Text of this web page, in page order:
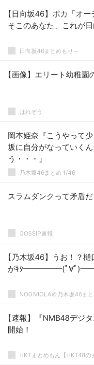
【日向坂46】ポカ「オ
そこのあなた、これが日
日向坂46まとめもり～
【画像】エリート幼稚園
はれぞう
岡本姫奈『こうやって
坂に自分がなっていく
う・・・』
乃木坂46まとめ 1/46
スラムダンクって矛盾
GOSSIP速報
【乃木坂46】うお！？
がｷﾀ━━━━━(ﾟ∀ﾟ
NOGIVIOLA＠乃木坂46ま
【速報】『NMB48デジ
開始！
HKTまとめもん【HKT48の